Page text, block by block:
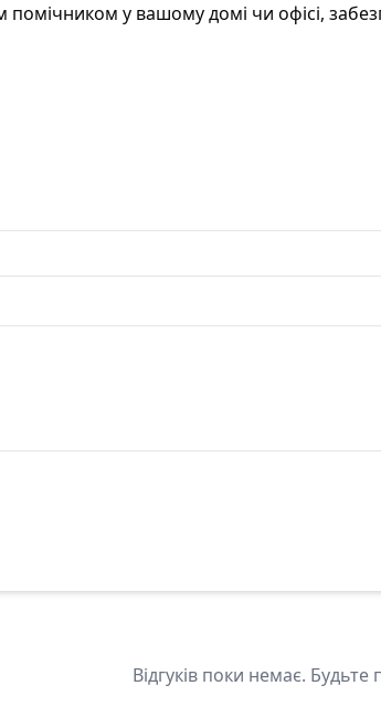
у вашому домі чи офісі,
Відгуків поки немає.